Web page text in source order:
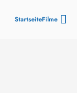
StartseiteFilme